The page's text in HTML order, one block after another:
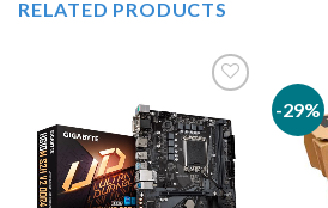
RELATED PRODUCTS
Añadir
a la
lista de
deseos
-29%